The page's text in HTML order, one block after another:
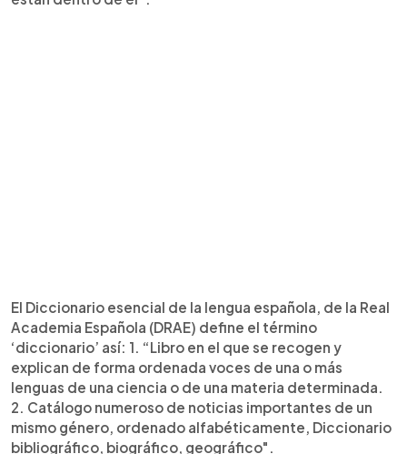
El Diccionario esencial de la lengua española, de la Real
Academia Española (DRAE) define el término
‘diccionario’ así: 1. “Libro en el que se recogen y
explican de forma ordenada voces de una o más
lenguas de una ciencia o de una materia determinada.
2. Catálogo numeroso de noticias importantes de un
mismo género, ordenado alfabéticamente, Diccionario
bibliográfico, biográfico, geográfico".